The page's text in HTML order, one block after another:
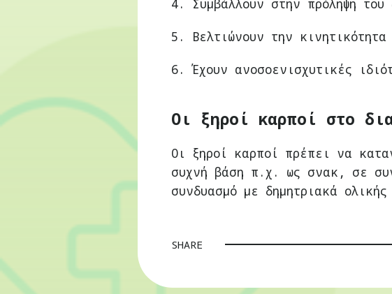
4. Συμβάλλουν στην πρόληψη
5. Βελτιώνουν την κινητικότητα
6. Έχουν ανοσοενισχυτικές
Οι ξηροί καρποί στο
Οι ξηροί καρποί πρέπει να
συχνή βάση π.χ. ως σνακ, σε
συνδυασμό με δημητριακά
SHARE